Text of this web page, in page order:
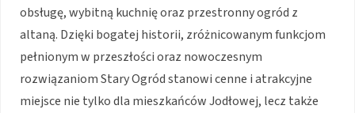
obsługę, wybitną kuchnię oraz przestronny ogród z
altaną. Dzięki bogatej historii, zróżnicowanym funkcjom
pełnionym w przeszłości oraz nowoczesnym
rozwiązaniom Stary Ogród stanowi cenne i atrakcyjne
miejsce nie tylko dla mieszkańców Jodłowej, lecz także